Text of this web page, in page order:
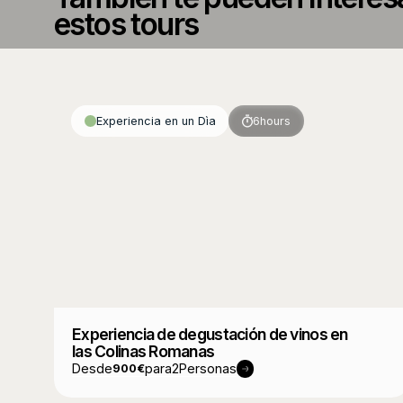
estos tours
Experiencia en un Dìa 6hours
Experiencia de degustación de vinos en
las Colinas Romanas
Desde900€para2Personas